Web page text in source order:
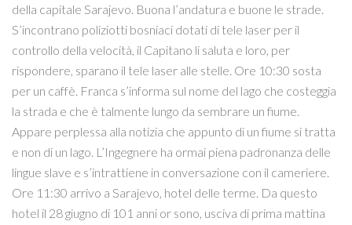
della capitale Sarajevo. Buona l’andatura e buone le strade.
S’incontrano poliziotti bosniaci dotati di tele laser per il
controllo della velocità, il Capitano li saluta e loro, per
rispondere, sparano il tele laser alle stelle. Ore 10:30 sosta
per un caffè. Franca s’informa sul nome del lago che costeggia
la strada e che è talmente lungo da sembrare un fiume.
Appare perplessa alla notizia che appunto di un fiume si tratta
e non di un lago. L’Ingegnere ha ormai piena padronanza delle
lingue slave e s’intrattiene in conversazione con il cameriere.
Ore 11:30 arrivo a Sarajevo, hotel delle terme. Da questo
hotel il 28 giugno di 101 anni or sono, usciva di prima mattina